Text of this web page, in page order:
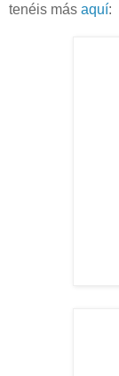
tenéis más aquí: